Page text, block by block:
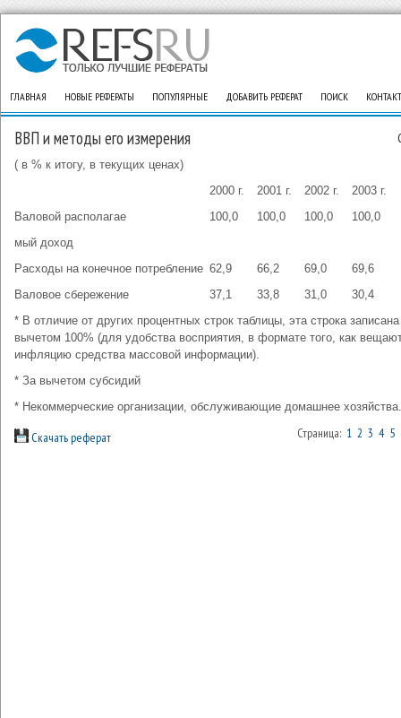
ГЛАВНАЯ НОВЫЕ РЕФЕРАТЫ ПОПУЛЯРНЫЕ ДОБАВИТЬ РЕФЕРАТ ПОИСК
ВВП и методы его измерения
( в % к итогу, в текущих ценах)
2000 г.
2001 г. 2002 г.
2003 г.
Валовой располагае
мый доход
100,0 100,0 100,0 100,0
Расходы на конечное потребление 62,9 66,2 69,0
69,6
Валовое сбережение
37,1 33,8 31,0
30,4
* В отличие от других процентных строк таблицы, эта строка
вычетом 100% (для удобства восприятия, в формате того, как
инфляцию средства массовой информации).
* За вычетом субсидий
* Некоммерческие организации, обслуживающие домашнее хозяйства.
Скачать реферат Страница: 1 2 3 4 5